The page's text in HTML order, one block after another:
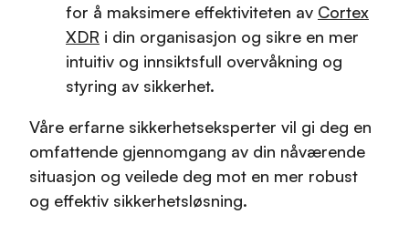
for å maksimere effektiviteten av Cortex
XDR i din organisasjon og sikre en mer
intuitiv og innsiktsfull overvåkning og
styring av sikkerhet.
Våre erfarne sikkerhetseksperter vil gi deg en
omfattende gjennomgang av din nåværende
situasjon og veilede deg mot en mer robust
og effektiv sikkerhetsløsning.